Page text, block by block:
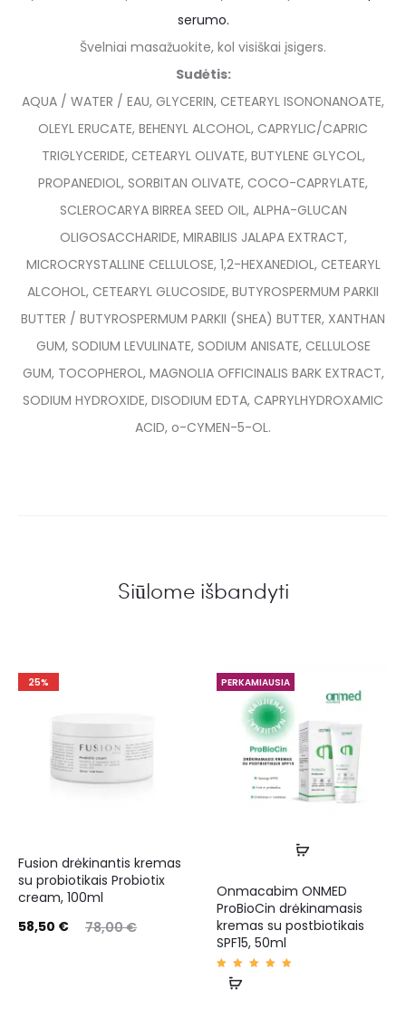
serumo.
Švelniai masažuokite, kol visiškai įsigers.
Sudėtis:
AQUA / WATER / EAU, GLYCERIN, CETEARYL ISONONANOATE,
OLEYL ERUCATE, BEHENYL ALCOHOL, CAPRYLIC/CAPRIC
TRIGLYCERIDE, CETEARYL OLIVATE, BUTYLENE GLYCOL,
PROPANEDIOL, SORBITAN OLIVATE, COCO-CAPRYLATE,
SCLEROCARYA BIRREA SEED OIL, ALPHA-GLUCAN
OLIGOSACCHARIDE, MIRABILIS JALAPA EXTRACT,
MICROCRYSTALLINE CELLULOSE, 1,2-HEXANEDIOL, CETEARYL
ALCOHOL, CETEARYL GLUCOSIDE, BUTYROSPERMUM PARKII
BUTTER / BUTYROSPERMUM PARKII (SHEA) BUTTER, XANTHAN
GUM, SODIUM LEVULINATE, SODIUM ANISATE, CELLULOSE
GUM, TOCOPHEROL, MAGNOLIA OFFICINALIS BARK EXTRACT,
SODIUM HYDROXIDE, DISODIUM EDTA, CAPRYLHYDROXAMIC
ACID, o-CYMEN-5-OL.
Siūlome išbandyti
25%
Fusion drėkinantis kremas
su probiotikais Probiotix
cream, 100ml
78,00€
58,50 €
PERKAMIAUSIA
Onmacabim ONMED
ProBioCin drėkinamasis
kremas su postbiotikais
SPF15, 50ml
Įvertin
imas: